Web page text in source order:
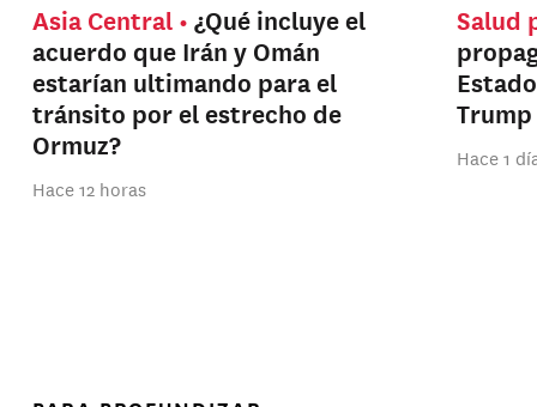
Asia Central
¿Qué incluye el
acuerdo que Irán y Omán
estarían ultimando para el
tránsito por el estrecho de
Ormuz?
Hace 12 horas
Salud
Trump
Hace 1